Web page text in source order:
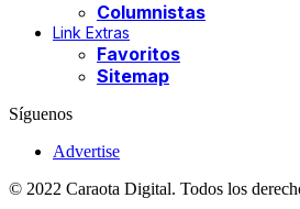
Columnistas
Link Extras
Favoritos
Sitemap
Síguenos
Advertise
© 2022 Caraota Digital. Todos los